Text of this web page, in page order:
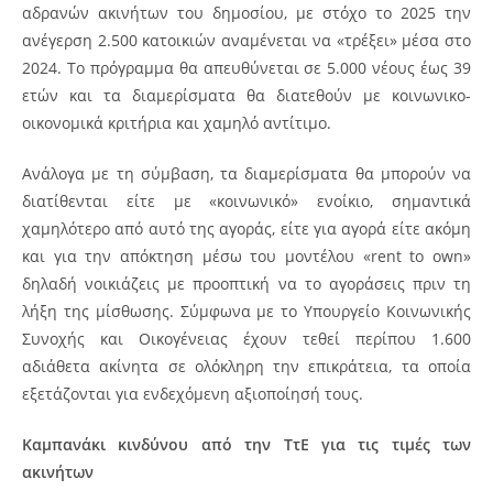
αδρανών ακινήτων του δημοσίου, με στόχο το 2025 την
ανέγερση 2.500 κατοικιών αναμένεται να «τρέξει» μέσα στο
2024. Το πρόγραμμα θα απευθύνεται σε 5.000 νέους έως 39
ετών και τα διαμερίσματα θα διατεθούν με κοινωνικο-
οικονομικά κριτήρια και χαμηλό αντίτιμο.
Ανάλογα με τη σύμβαση, τα διαμερίσματα θα μπορούν να
διατίθενται είτε με «κοινωνικό» ενοίκιο, σημαντικά
χαμηλότερο από αυτό της αγοράς, είτε για αγορά είτε ακόμη
και για την απόκτηση μέσω του μοντέλου «rent to own»
δηλαδή νοικιάζεις με προοπτική να το αγοράσεις πριν τη
λήξη της μίσθωσης. Σύμφωνα με το Υπουργείο Κοινωνικής
Συνοχής και Οικογένειας έχουν τεθεί περίπου 1.600
αδιάθετα ακίνητα σε ολόκληρη την επικράτεια, τα οποία
εξετάζονται για ενδεχόμενη αξιοποίησή τους.
Καμπανάκι κινδύνου από την ΤτΕ για τις τιμές των
ακινήτων